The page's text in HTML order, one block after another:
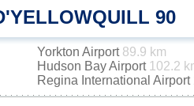
90
Yorkton Airport 89.9 km
Hudson Bay Airport 102.2
Regina International Airport